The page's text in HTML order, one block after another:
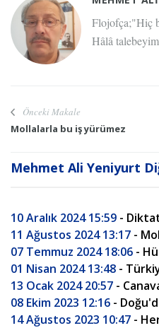
Flojofça;"Hiç
Hâlâ
Önceki Makale
Mollalarla bu iş yürümez
Mehmet Ali Yeniyurt
10 Aralık 2024 15:59 -
11 Ağustos 2024 13:17 -
07 Temmuz 2024 18:06 -
01 Nisan 2024 13:48 -
13 Ocak 2024 20:57 -
08 Ekim 2023 12:16 -
14 Ağustos 2023 10:47 -